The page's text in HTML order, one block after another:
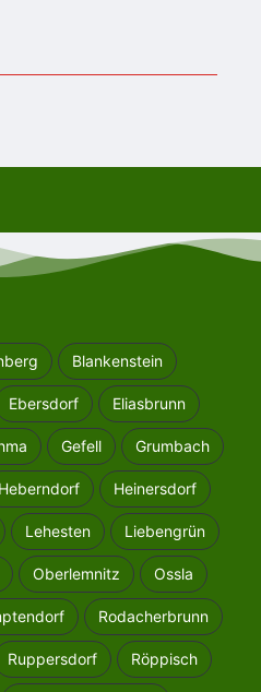
Blankenstein
Ebersdorf Eliasbrunn
Gefell Grumbach
Heberndorf Heinersdorf
Lehesten Liebengrün
Oberlemnitz Ossla
Rodacherbrunn
Ruppersdorf Röppisch